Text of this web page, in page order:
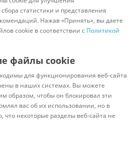
статистики и представления
Нажав «Принять», вы даете
cookie в соответствии с Политикой
файлы cookie
для функционирования веб-сайта
в наших системах. Вы можете
образом, чтобы он блокировал эти
вас об их использовании, но в
что некоторые разделы веб-сайта не